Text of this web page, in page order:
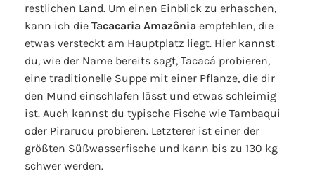
restlichen Land. Um einen Einblick zu erhaschen,
kann ich die Tacacaria Amazônia empfehlen, die
etwas versteckt am Hauptplatz liegt. Hier kannst
du, wie der Name bereits sagt, Tacacá probieren,
eine traditionelle Suppe mit einer Pflanze, die dir
den Mund einschlafen lässt und etwas schleimig
ist. Auch kannst du typische Fische wie Tambaqui
oder Pirarucu probieren. Letzterer ist einer der
größten Süßwasserfische und kann bis zu 130 kg
schwer werden.